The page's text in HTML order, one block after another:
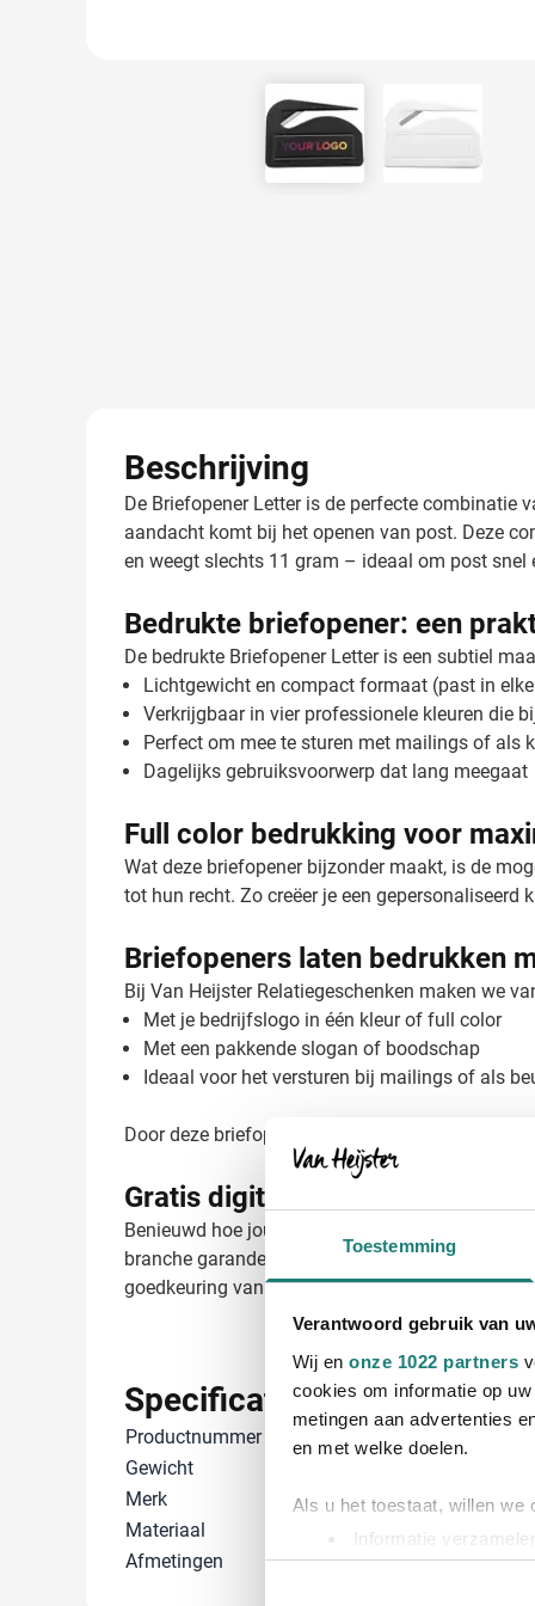
Toestemming
Verantwoord gebruik van
Wij en onze 1022 partners
cookies om informatie op
metingen aan advertenties
en met welke doelen.
Als u het toestaat, willen we
Informatie
Uw apparaat
Beschrijving
De Briefopener Letter is de perfecte combinatie
aandacht komt bij het openen van post. Deze
en weegt slechts 11 gram – ideaal om post snel
Bedrukte briefopener: een
De bedrukte Briefopener Letter is een subtiel
Lichtgewicht en compact formaat (past in
Verkrijgbaar in vier professionele kleuren die
Perfect om mee te sturen met mailings of als
Dagelijks gebruiksvoorwerp dat lang meegaat
Full color bedrukking voor
Wat deze briefopener bijzonder maakt, is de
tot hun recht. Zo creëer je een
Briefopeners laten bedrukken
Bij Van Heijster Relatiegeschenken maken we
Met je bedrijfslogo in één kleur of full color
Met een pakkende slogan of boodschap
Ideaal voor het versturen bij mailings of als
Door deze briefopeners te laten bedrukken,
Gratis digitaal voorbeeld van je
Benieuwd hoe jouw logo eruit ziet op de
branche garanderen we een kwalitatief
goedkeuring van je ontwerp. Neem contact met
Specificaties
Productnummer
24604505
Gewicht
Merk
IMPRESSION
Materiaal
PS, Staal
Afmetingen
7 cm x 5.2